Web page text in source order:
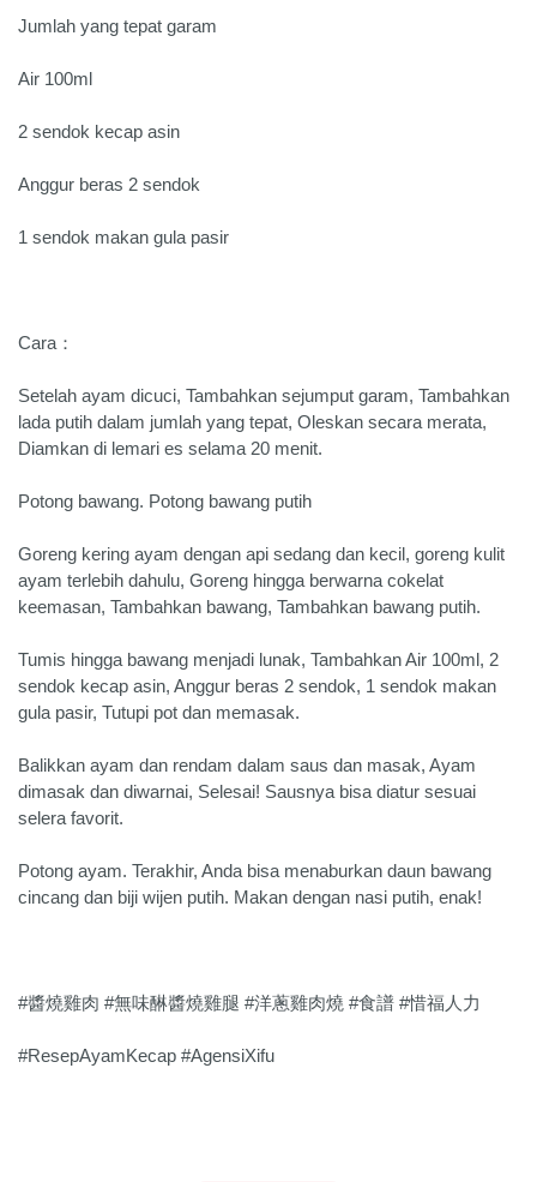
Jumlah yang tepat garam
Air 100ml
2 sendok kecap asin
Anggur beras 2 sendok
1 sendok makan gula pasir
Cara：
Setelah ayam dicuci, Tambahkan sejumput garam, Tambahkan
lada putih dalam jumlah yang tepat, Oleskan secara merata,
Diamkan di lemari es selama 20 menit.
Potong bawang. Potong bawang putih
Goreng kering ayam dengan api sedang dan kecil, goreng kulit
ayam terlebih dahulu, Goreng hingga berwarna cokelat
keemasan, Tambahkan bawang, Tambahkan bawang putih.
Tumis hingga bawang menjadi lunak, Tambahkan Air 100ml, 2
sendok kecap asin, Anggur beras 2 sendok, 1 sendok makan
gula pasir, Tutupi pot dan memasak.
Balikkan ayam dan rendam dalam saus dan masak, Ayam
dimasak dan diwarnai, Selesai! Sausnya bisa diatur sesuai
selera favorit.
Potong ayam. Terakhir, Anda bisa menaburkan daun bawang
cincang dan biji wijen putih. Makan dengan nasi putih, enak!
#醬燒雞肉 #無味醂醬燒雞腿 #洋蔥雞肉燒 #食譜 #惜福人力
#ResepAyamKecap #AgensiXifu